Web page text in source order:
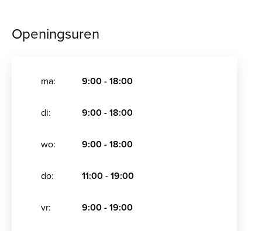
Openingsuren
ma: 9:00 - 18:00
di: 9:00 - 18:00
wo: 9:00 - 18:00
do: 11:00 - 19:00
vr: 9:00 - 19:00